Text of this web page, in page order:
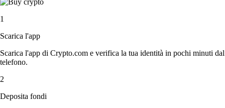
1
Scarica l'app
Scarica l'app di Crypto.com e verifica la tua identità in pochi minuti dal
telefono.
2
Deposita fondi